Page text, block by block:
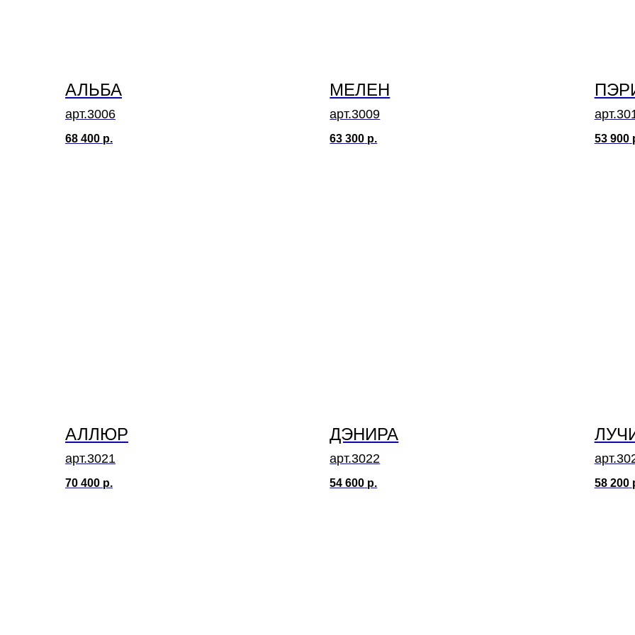
АЛЬБА
арт.3006
68 400 р.
МЕЛЕН
арт.3009
63 300 р. 53 900
АЛЛЮР
арт.3021
70 400 р.
ДЭНИРА
арт.3022
54 600 р. 58 200